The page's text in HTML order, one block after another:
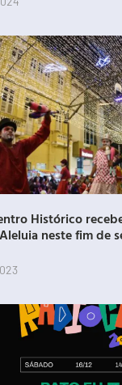
Histórico
neste fim de